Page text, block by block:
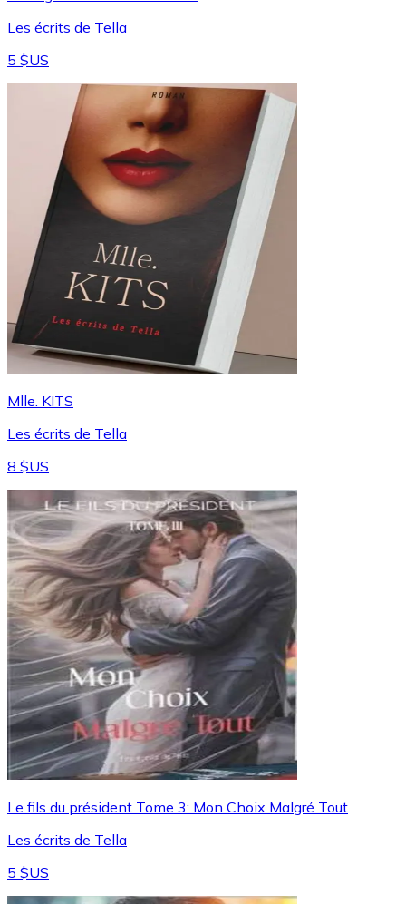
Les écrits de Tella
5 $US
Mlle. KITS
Les écrits de Tella
8 $US
Le fils du président Tome 3: Mon Choix Malgré Tout
Les écrits de Tella
5 $US